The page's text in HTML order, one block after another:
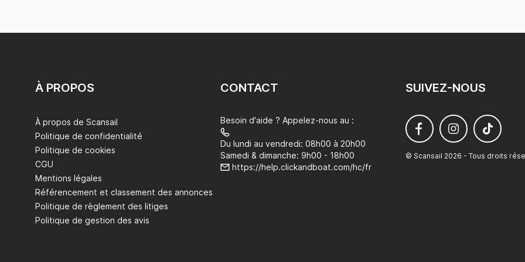
À PROPOS
À propos de Scansail
Politique de confidentialité
Politique de cookies
CGU
Mentions légales
Référencement et classement des annonces
Politique de règlement des litiges
Politique de gestion des avis
CONTACT
Besoin d'aide ? Appelez-nous au :
Du lundi au vendredi: 08h00 à 20h00
Samedi & dimanche: 9h00 - 18h00
https://help.clickandboat.com/hc/fr
SUIVEZ-NOUS
© Scansail 2026 - Tous droits